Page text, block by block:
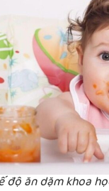
độ ăn dặm khoa